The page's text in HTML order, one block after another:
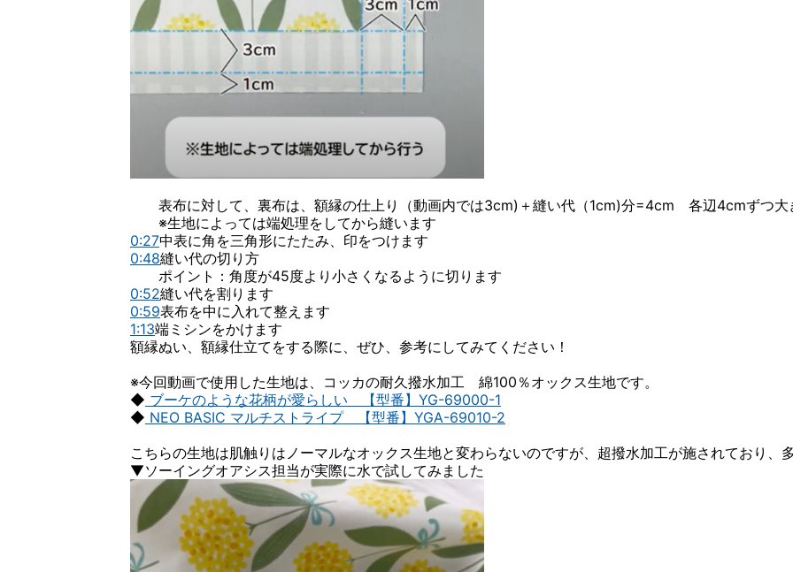
表布に対して、裏布は、額縁の仕上り（動画内では3cm)＋縫い代（1cm)分=4cm 各辺4cmずつ大
※生地によっては端処理をしてから縫います
0:27中表に角を三角形にたたみ、印をつけます
0:48縫い代の切り方
ポイント：角度が45度より小さくなるように切ります
0:52縫い代を割ります
0:59表布を中に入れて整えます
1:13端ミシンをかけます
額縁ぬい、額縁仕立てをする際に、ぜひ、参考にしてみてください！
※今回動画で使用した生地は、コッカの耐久撥水加工 綿100％オックス生地です。
◆ ブーケのような花柄が愛らしい 【型番】YG-69000-1
◆ NEO BASIC マルチストライプ 【型番】YGA-69010-2
こちらの生地は肌触りはノーマルなオックス生地と変わらないのですが、超撥水加工が施されており、
▼ソーイングオアシス担当が実際に水で試してみました